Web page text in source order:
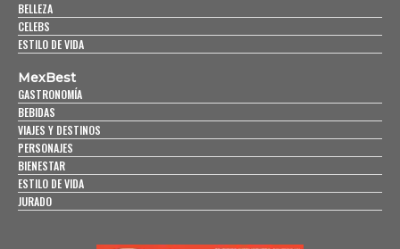
BELLEZA
CELEBS
ESTILO DE VIDA
MexBest
GASTRONOMÍA
BEBIDAS
VIAJES Y DESTINOS
PERSONAJES
BIENESTAR
ESTILO DE VIDA
JURADO